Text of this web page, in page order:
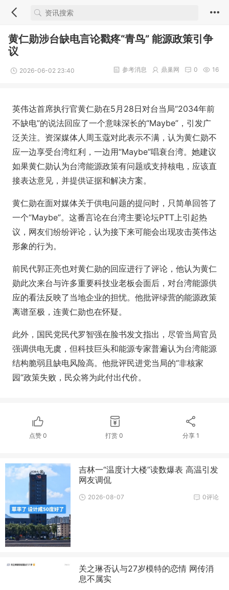
黄仁勋涉台缺电言论戳疼“青鸟” 能源政策引争
议
2026-06-02 23:40 16
0
鼎巢网
参考消息
英伟达首席执行官黄仁勋在5月28日对台当局“2034年前
不缺电”的说法回应了一个意味深长的“Maybe”，引发广
泛关注。资深媒体人周玉蔻对此表示不满，认为黄仁勋不
应一边享受台湾红利，一边用“Maybe”唱衰台湾。她建议
如果黄仁勋认为台湾能源政策有问题或支持核电，应该直
接表达意见，并提供证据和解决方案。
黄仁勋在面对媒体关于供电问题的提问时，只简单回答了
一个“Maybe”。这番言论在台湾主要论坛PTT上引起热
议，网友们纷纷评论，认为接下来可能会出现攻击英伟达
形象的行为。
前民代郭正亮也对黄仁勋的回应进行了评论，他认为黄仁
勋此次来台与许多重要科技业老板会面后，对台湾能源供
应的看法反映了当地企业的担忧。他批评绿营的能源政策
离谱至极，连黄仁勋也在怀疑。
此外，国民党民代罗智强在脸书发文指出，尽管当局官员
强调供电无虞，但科技巨头和能源专家普遍认为台湾能源
结构脆弱且缺电风险高。他批评民进党当局的“非核家
园”政策失败，民众将为此付出代价。
点赞0 打赏0 分享 1
吉林一“温度计大楼”读数爆表 高温引发
网友调侃
0评论
2026-08-07
关之琳否认与27岁模特的恋情 网传消
息不属实